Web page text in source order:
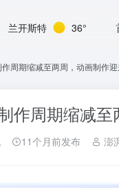
兰开斯特 36°
作周期缩减至两周，动画制作
作周期缩减
11个月前发布 澎